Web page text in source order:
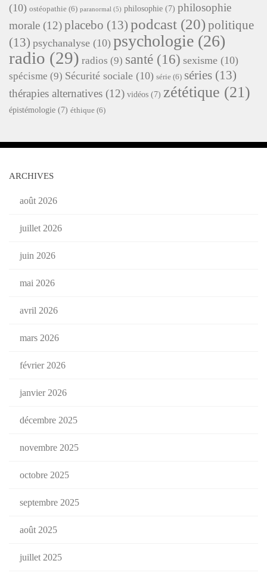
(10) ostéopathie (6) paranormal (5) philosophie (7) philosophie
morale (12)placebo (13) podcast (20)politique
(13) psychanalyse (10) psychologie (26)
radio (29) radios (9) santé (16) sexisme (10)
spécisme (9) Sécurité sociale (10) série (6) séries (13)
thérapies alternatives (12) vidéos (7) zététique (21)
épistémologie (7) éthique (6)
ARCHIVES
août 2026
juillet 2026
juin 2026
mai 2026
avril 2026
mars 2026
février 2026
janvier 2026
décembre 2025
novembre 2025
octobre 2025
septembre 2025
août 2025
juillet 2025